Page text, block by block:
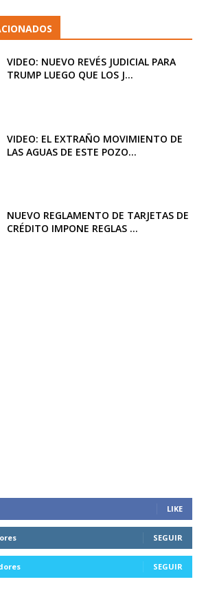
VIDEO: NUEVO REVÉS JUDICIAL PARA
TRUMP LUEGO QUE LOS J...
VIDEO: EL EXTRAÑO MOVIMIENTO DE
LAS AGUAS DE ESTE POZO...
NUEVO REGLAMENTO DE TARJETAS DE
CRÉDITO IMPONE REGLAS ...
LIKE
SEGUIR
SEGUIR